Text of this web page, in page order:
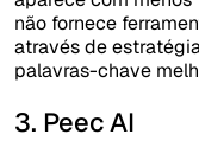
não fornece
através de
palavras-chave
3. Peec AI